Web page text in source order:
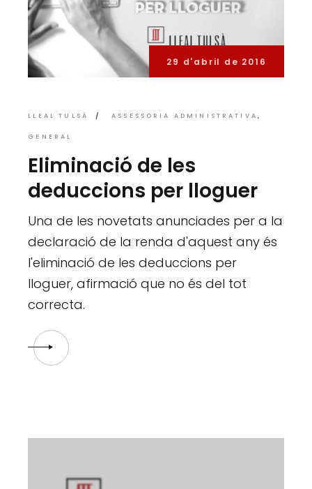
29 d'abril de 2016
LLEAL TULSÀ ASSESSORIA ADMINISTRATIVA
GENERAL
Eliminació de les
deduccions per lloguer
Una de les novetats anunciades per a la
declaració de la renda d'aquest any és
l'eliminació de les deduccions per
lloguer, afirmació que no és del tot
correcta.